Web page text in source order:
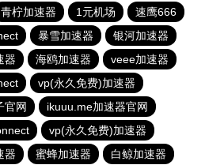
青柠加速器 1元机场
速鹰666
暴雪加速器
银河加速器
器 海鸥加速器
veee加速器
vp(永久免费)加速器
官网
ikuuu.me加速器官网
vp(永久免费)加速器
器 蜜蜂加速器 白鲸加速器